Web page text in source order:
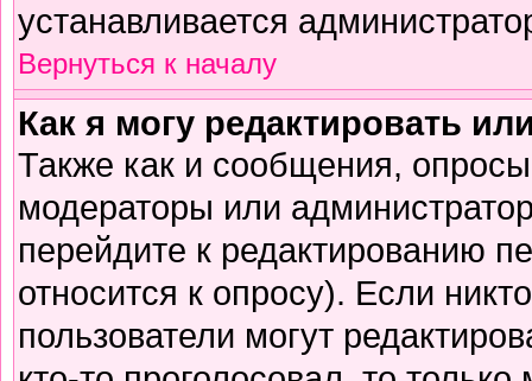
устанавливается
Вернуться к началу
Как я могу редактировать
Также как и сообщения, опросы
модераторы или
перейдите к редактированию
относится к опросу). Если
пользователи могут